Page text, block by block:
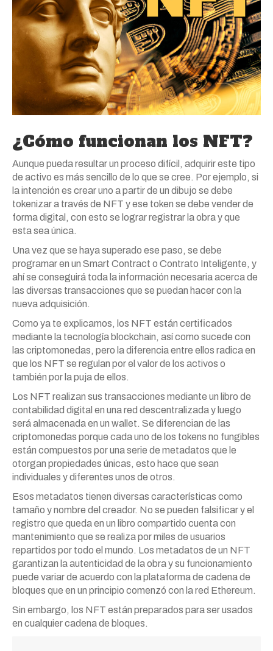
¿Cómo funcionan los NFT?
Aunque pueda resultar un proceso difícil, adquirir este tipo
de activo es más sencillo de lo que se cree. Por ejemplo, si
la intención es crear uno a partir de un dibujo se debe
tokenizar a través de NFT y ese token se debe vender de
forma digital, con esto se lograr registrar la obra y que
esta sea única.
Una vez que se haya superado ese paso, se debe
programar en un Smart Contract o Contrato Inteligente, y
ahí se conseguirá toda la información necesaria acerca de
las diversas transacciones que se puedan hacer con la
nueva adquisición.
Como ya te explicamos, los NFT están certificados
mediante la tecnología blockchain, así como sucede con
las criptomonedas, pero la diferencia entre ellos radica en
que los NFT se regulan por el valor de los activos o
también por la puja de ellos.
Los NFT realizan sus transacciones mediante un libro de
contabilidad digital en una red descentralizada y luego
será almacenada en un wallet. Se diferencian de las
criptomonedas porque cada uno de los tokens no fungibles
están compuestos por una serie de metadatos que le
otorgan propiedades únicas, esto hace que sean
individuales y diferentes unos de otros.
Esos metadatos tienen diversas características como
tamaño y nombre del creador. No se pueden falsificar y el
registro que queda en un libro compartido cuenta con
mantenimiento que se realiza por miles de usuarios
repartidos por todo el mundo. Los metadatos de un NFT
garantizan la autenticidad de la obra y su funcionamiento
puede variar de acuerdo con la plataforma de cadena de
bloques que en un principio comenzó con la red Ethereum.
Sin embargo, los NFT están preparados para ser usados
en cualquier cadena de bloques.